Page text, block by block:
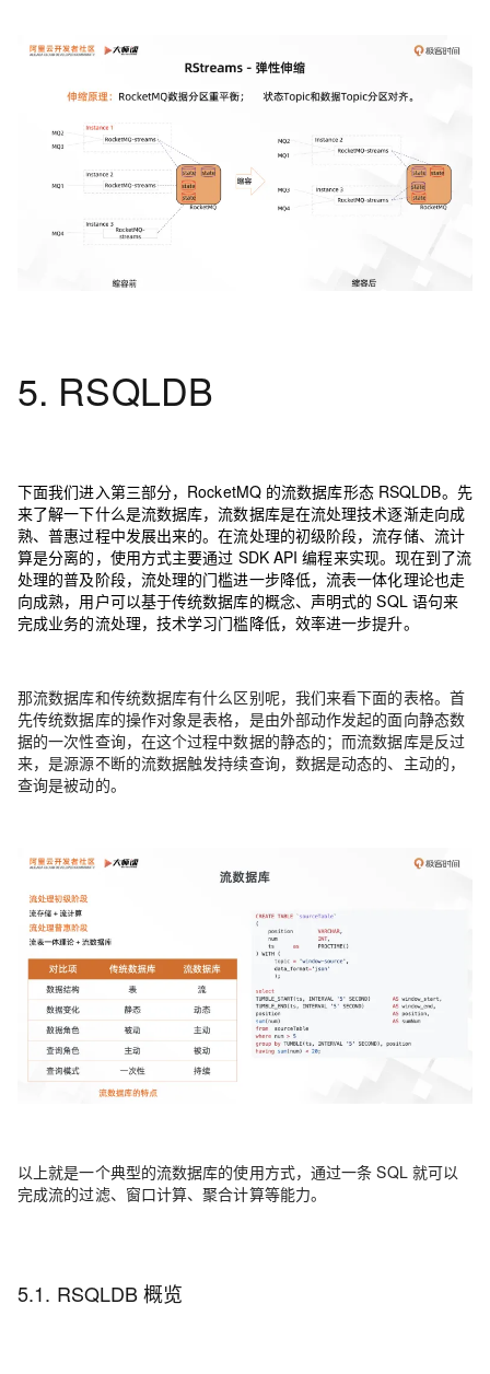
5. RSQLDB
下面我们进入第三部分，RocketMQ 的流数据库形态 RSQLDB。先
来了解一下什么是流数据库，流数据库是在流处理技术逐渐走向成
熟、普惠过程中发展出来的。在流处理的初级阶段，流存储、流计
算是分离的，使用方式主要通过 SDK API 编程来实现。现在到了流
处理的普及阶段，流处理的门槛进一步降低，流表一体化理论也走
向成熟，用户可以基于传统数据库的概念、声明式的 SQL 语句来
完成业务的流处理，技术学习门槛降低，效率进一步提升。
那流数据库和传统数据库有什么区别呢，我们来看下面的表格。首
先传统数据库的操作对象是表格，是由外部动作发起的面向静态数
据的一次性查询，在这个过程中数据的静态的；而流数据库是反过
来，是源源不断的流数据触发持续查询，数据是动态的、主动的，
查询是被动的。
以上就是一个典型的流数据库的使用方式，通过一条 SQL 就可以
完成流的过滤、窗口计算、聚合计算等能力。
5.1. RSQLDB 概览